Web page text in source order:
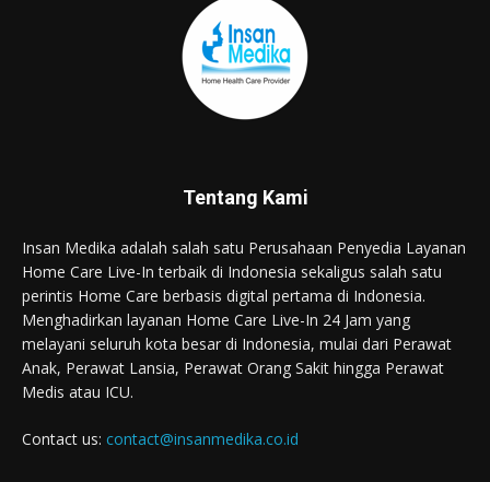
Tentang Kami
Insan Medika adalah salah satu Perusahaan Penyedia Layanan
Home Care Live-In terbaik di Indonesia sekaligus salah satu
perintis Home Care berbasis digital pertama di Indonesia.
Menghadirkan layanan Home Care Live-In 24 Jam yang
melayani seluruh kota besar di Indonesia, mulai dari Perawat
Anak, Perawat Lansia, Perawat Orang Sakit hingga Perawat
Medis atau ICU.
Contact us: contact@insanmedika.co.id